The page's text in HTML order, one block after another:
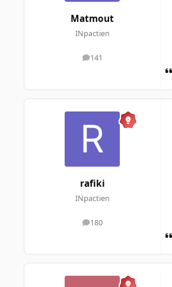
Matmout
INpactien
141
messages
rafiki
INpactien
180
messages